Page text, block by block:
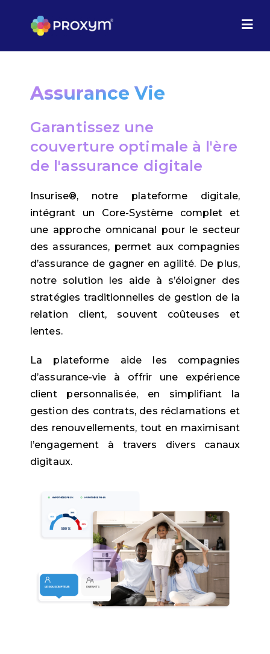
Assurance Vie
Garantissez une
couverture optimale à l'ère
de l'assurance digitale
Insurise®, notre plateforme digitale,
intégrant un Core-Système complet et
une approche omnicanal pour le secteur
des assurances, permet aux compagnies
d’assurance de gagner en agilité. De plus,
notre solution les aide à s’éloigner des
stratégies traditionnelles de gestion de la
relation client, souvent coûteuses et
lentes.
La plateforme aide les compagnies
d’assurance-vie à offrir une expérience
client personnalisée, en simplifiant la
gestion des contrats, des réclamations et
des renouvellements, tout en maximisant
l’engagement à travers divers canaux
digitaux.